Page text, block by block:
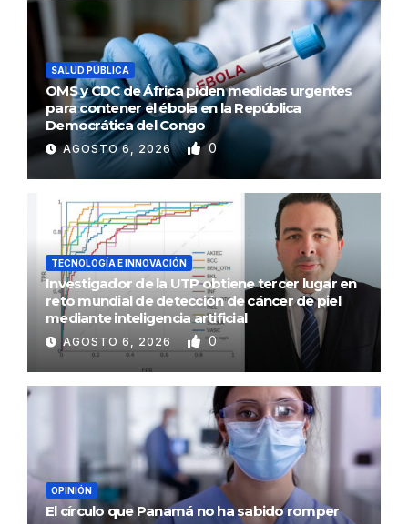
SALUD PÚBLICA
OMS y CDC de África piden medidas urgentes
para contener el ébola en la República
Democrática del Congo
AGOSTO 6, 2026 0
TECNOLOGÍA E INNOVACIÓN
Investigador de la UTP obtiene tercer lugar en
reto mundial de detección de cáncer de piel
mediante inteligencia artificial
AGOSTO 6, 2026 0
OPINIÓN
El círculo que Panamá no ha sabido romper